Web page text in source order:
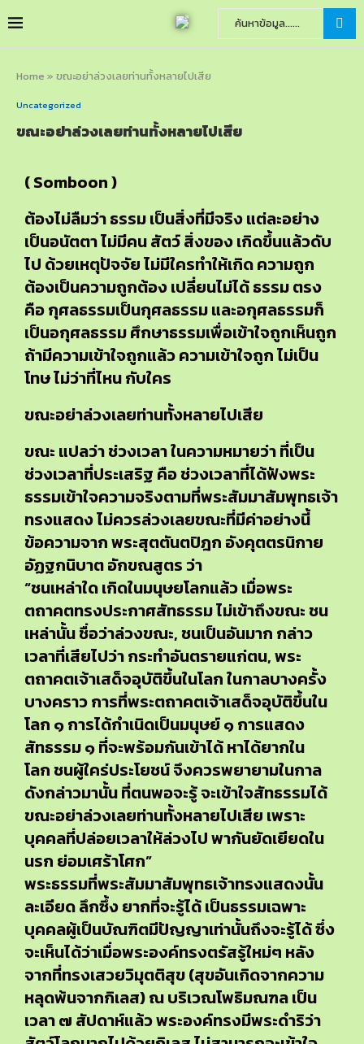
Home » ขณะอย่าล่วงเลยท่านทั้งหลายไปเสีย
Uncategorized
ขณะอย่าล่วงเลยท่านทั้งหลายไปเสีย
( Somboon )
ต้องไม่ลืมว่า ธรรม เป็นสิ่งที่มีจริง แต่ละอย่าง
เป็นอนัตตา ไม่มีคน สัตว์ สิ่งของ เกิดขึ้นแล้วดับ
ไป ด้วยเหตุปัจจัย ไม่มีใครทำให้เกิด ความถูก
ต้องเป็นความถูกต้อง เปลี่ยนไม่ได้ ธรรม ตรง
คือ กุศลธรรมเป็นกุศลธรรม และอกุศลธรรมก็
เป็นอกุศลธรรม ศึกษาธรรมเพื่อเข้าใจถูกเห็นถูก
ถ้ามีความเข้าใจถูกแล้ว ความเข้าใจถูก ไม่เป็น
โทษ ไม่ว่าที่ไหน กับใคร
ขณะอย่าล่วงเลยท่านทั้งหลายไปเสีย
ขณะ แปลว่า ช่วงเวลา ในความหมายว่า ที่เป็น
ช่วงเวลาที่ประเสริฐ คือ ช่วงเวลาที่ได้ฟังพระ
ธรรมเข้าใจความจริงตามที่พระสัมมาสัมพุทธเจ้า
ทรงแสดง ไม่ควรล่วงเลยขณะที่มีค่าอย่างนี้
ข้อความจาก พระสุตตันตปิฎก อังคุตตรนิกาย
อัฏฐกนิบาต อักขณสูตร ว่า
“ชนเหล่าใด เกิดในมนุษยโลกแล้ว เมื่อพระ
ตถาคตทรงประกาศสัทธรรม ไม่เข้าถึงขณะ ชน
เหล่านั้น ชื่อว่าล่วงขณะ, ชนเป็นอันมาก กล่าว
เวลาที่เสียไปว่า กระทำอันตรายแก่ตน, พระ
ตถาคตเจ้าเสด็จอุบัติขึ้นในโลก ในกาลบางครั้ง
บางคราว การที่พระตถาคตเจ้าเสด็จอุบัติขึ้นใน
โลก ๑ การได้กำเนิดเป็นมนุษย์ ๑ การแสดง
สัทธรรม ๑ ที่จะพร้อมกันเข้าได้ หาได้ยากใน
โลก ชนผู้ใคร่ประโยชน์ จึงควรพยายามในกาล
ดังกล่าวมานั้น ที่ตนพอจะรู้ จะเข้าใจสัทธรรมได้
ขณะอย่าล่วงเลยท่านทั้งหลายไปเสีย เพราะ
บุคคลที่ปล่อยเวลาให้ล่วงไป พากันยัดเยียดใน
นรก ย่อมเศร้าโศก”
พระธรรมที่พระสัมมาสัมพุทธเจ้าทรงแสดงนั้น
ละเอียด ลึกซึ้ง ยากที่จะรู้ได้ เป็นธรรมเฉพาะ
บุคคลผู้เป็นบัณฑิตมีปัญญาเท่านั้นถึงจะรู้ได้ ซึ่ง
จะเห็นได้ว่าเมื่อพระองค์ทรงตรัสรู้ใหม่ๆ หลัง
จากที่ทรงเสวยวิมุตติสุข (สุขอันเกิดจากความ
หลุดพ้นจากกิเลส) ณ บริเวณโพธิมณฑล เป็น
เวลา ๗ สัปดาห์แล้ว พระองค์ทรงมีพระดำริว่า